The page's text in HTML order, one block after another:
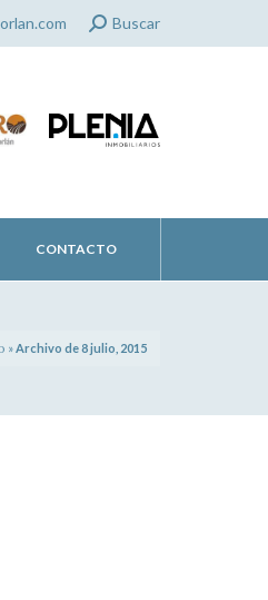
Search:
Buscar
CONTACTO
»Archivo de 8 julio, 2015